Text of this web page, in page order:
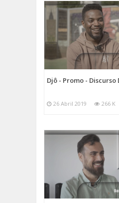
Djô - Promo - Discurso
26 Abril 2019 266 K